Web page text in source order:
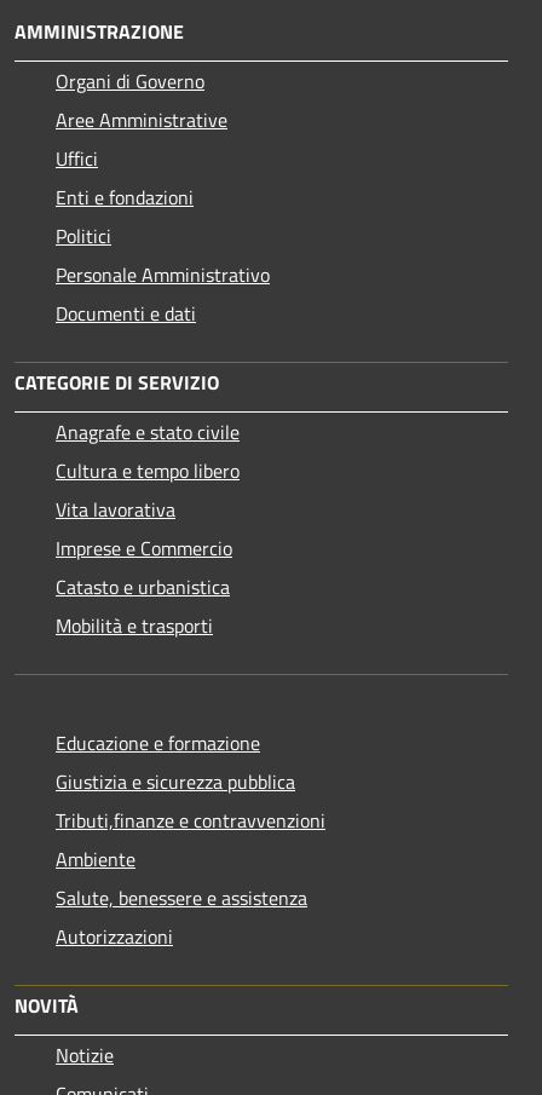
AMMINISTRAZIONE
Organi di Governo
Aree Amministrative
Uffici
Enti e fondazioni
Politici
Personale Amministrativo
Documenti e dati
CATEGORIE DI SERVIZIO
Anagrafe e stato civile
Cultura e tempo libero
Vita lavorativa
Imprese e Commercio
Catasto e urbanistica
Mobilità e trasporti
Educazione e formazione
Giustizia e sicurezza pubblica
Tributi,finanze e contravvenzioni
Ambiente
Salute, benessere e assistenza
Autorizzazioni
NOVITÀ
Notizie